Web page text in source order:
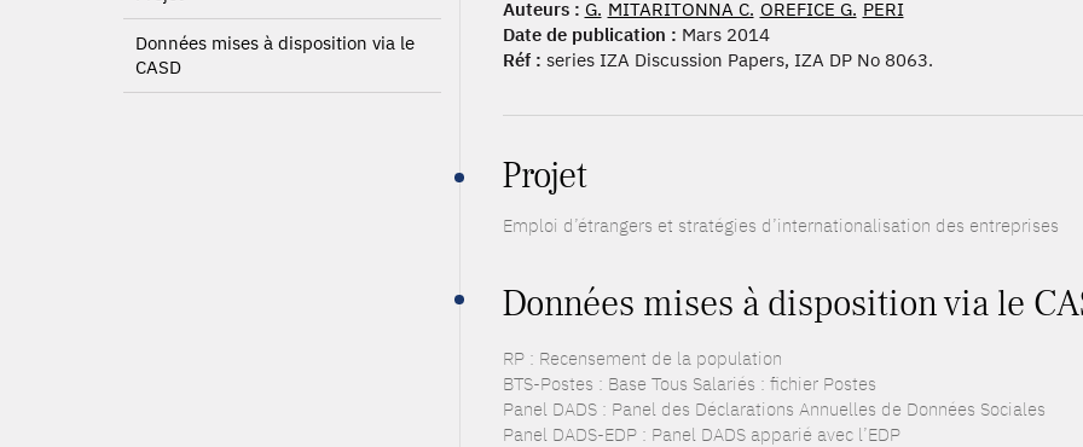
Données mises à disposition via le
CASD
Auteurs : G. MITARITONNA C. OREFICE G. PERI
Date de publication : Mars 2014
Réf : series IZA Discussion Papers, IZA DP No 8063.
Projet
Emploi d’étrangers et stratégies d’internationalisation des entreprises
Données mises à disposition via le
RP : Recensement de la population
BTS-Postes : Base Tous Salariés : fichier Postes
Panel DADS : Panel des Déclarations Annuelles de Données Sociales
Panel DADS-EDP : Panel DADS apparié avec l’EDP